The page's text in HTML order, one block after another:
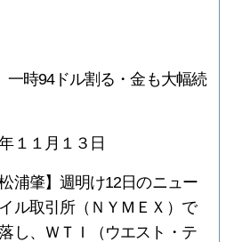
時94ドル割る・金も大幅続
１１月１３日
浦肇】週明け12日のニュー
ル取引所（ＮＹＭＥＸ）で
し、ＷＴＩ（ウエスト・テ